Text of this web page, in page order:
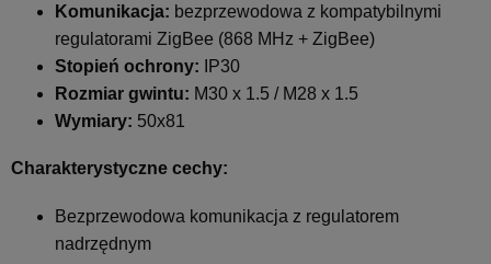
Komunikacja: bezprzewodowa z kompatybilnymi
regulatorami ZigBee (868 MHz + ZigBee)
Stopień ochrony: IP30
Rozmiar gwintu: M30 x 1.5 / M28 x 1.5
Wymiary: 50x81
Charakterystyczne cechy:
Bezprzewodowa komunikacja z regulatorem
nadrzędnym